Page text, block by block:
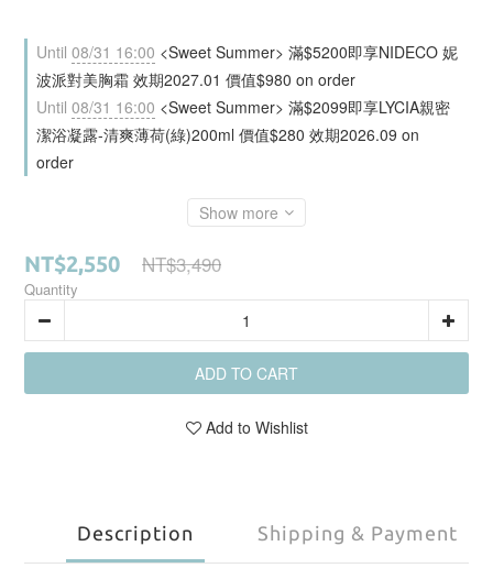
Until 08/31 16:00 <Sweet Summer> 滿$5200即享NIDECO 妮
波派對美胸霜 效期2027.01 價值$980 on order
Until 08/31 16:00 <Sweet Summer> 滿$2099即享LYCIA親密
潔浴凝露-清爽薄荷(綠)200ml 價值$280 效期2026.09 on
order
Show more
NT$2,550 NT$3,490
Quantity
ADD TO CART
Add to Wishlist
Description Shipping & Payment